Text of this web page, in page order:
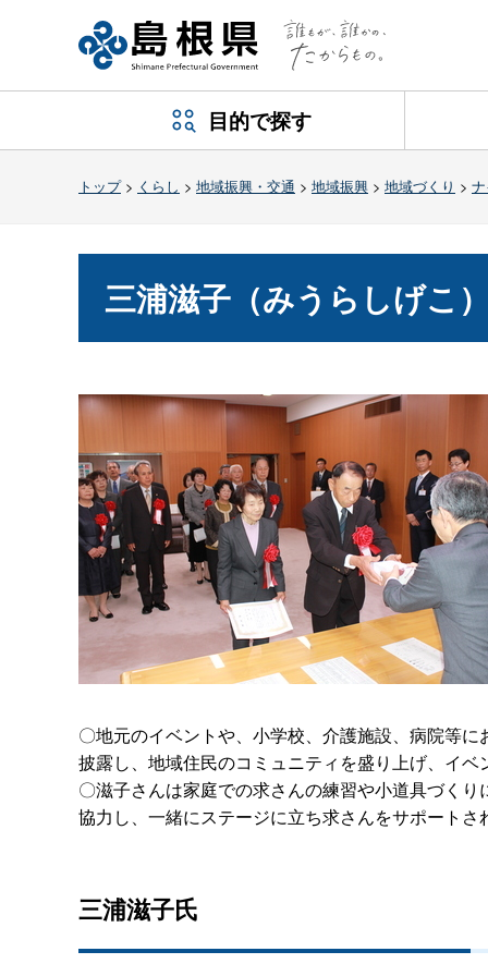
目的で探す
トップ> くらし > 地域振興・交通 > 地域振興 > 地域づくり >
三浦滋子（みうらしげこ
〇地元のイベントや、小学校、介護施設、病院等
披露し、地域住民のコミュニティを盛り上げ、イ
〇滋子さんは家庭での求さんの練習や小道具づく
協力し、一緒にステージに立ち求さんをサポートさ
三浦滋子氏